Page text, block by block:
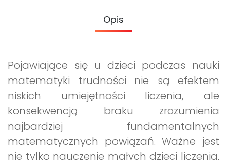
Opis
Pojawiające się u dzieci podczas nauki
matematyki trudności nie są efektem
niskich umiejętności liczenia, ale
konsekwencją braku zrozumienia
najbardziej fundamentalnych
matematycznych powiązań. Ważne jest
nie tylko nauczenie małych dzieci liczenia,